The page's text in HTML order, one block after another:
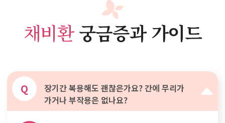
채비환궁금증과 가이드
Q
장기간 복용해도 괜찮은가요? 간에 무리가
가거나 부작용은 없나요?